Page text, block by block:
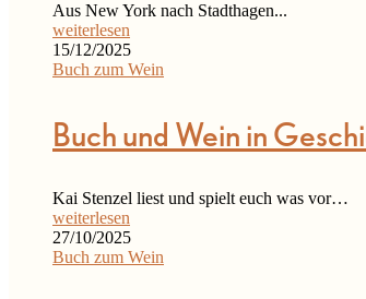
Aus New York nach Stadthagen...
weiterlesen
15/12/2025
Buch zum Wein
Buch und Wein in
Kai Stenzel liest und spielt euch was vor…
weiterlesen
27/10/2025
Buch zum Wein